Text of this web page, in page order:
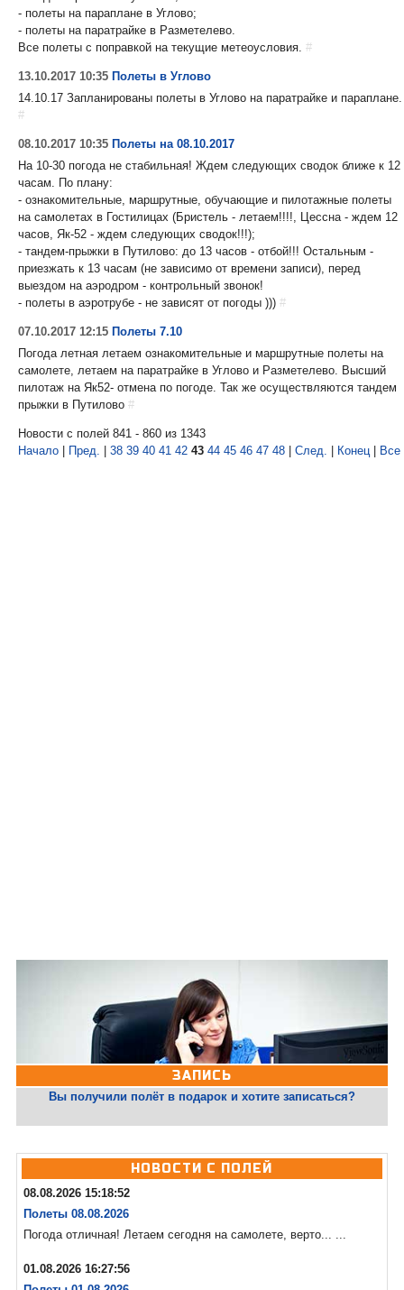
- полеты на параплане в Углово;
- полеты на паратрайке в Разметелево.
Все полеты с поправкой на текущие метеоусловия. #
13.10.2017 10:35 Полеты в Углово
14.10.17 Запланированы полеты в Углово на паратрайке и параплане.
#
08.10.2017 10:35 Полеты на 08.10.2017
На 10-30 погода не стабильная! Ждем следующих сводок ближе к 12
часам. По плану:
- ознакомительные, маршрутные, обучающие и пилотажные полеты
на самолетах в Гостилицах (Бристель - летаем!!!!, Цессна - ждем 12
часов, Як-52 - ждем следующих сводок!!!);
- тандем-прыжки в Путилово: до 13 часов - отбой!!! Остальным -
приезжать к 13 часам (не зависимо от времени записи), перед
выездом на аэродром - контрольный звонок!
- полеты в аэротрубе - не зависят от погоды ))) #
07.10.2017 12:15 Полеты 7.10
Погода летная летаем ознакомительные и маршрутные полеты на
самолете, летаем на паратрайке в Углово и Разметелево. Высший
пилотаж на Як52- отмена по погоде. Так же осуществляются тандем
прыжки в Путилово #
Новости с полей 841 - 860 из 1343
Начало
Пред. 38 39 40 41 42 43 44 45 46 47 48 След. Конец Все
ЗАПИСЬ
Вы получили полёт в подарок и хотите записаться?
НОВОСТИ С ПОЛЕЙ
08.08.2026 15:18:52
Полеты 08.08.2026
Погода отличная! Летаем сегодня на самолете, верто... ...
01.08.2026 16:27:56